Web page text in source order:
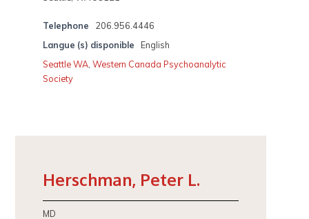
Telephone
206.956.4446
Langue (s) disponible
English
Seattle WA,Western Canada Psychoanalytic
Society
Herschman, Peter L.
MD